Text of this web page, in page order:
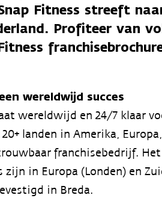
Fitness streeft
Profiteer van
wereldwijd succes
wereldwijd en 24/7 klaar
landen in Amerika,
franchisebedrijf.
zijn in Europa (Londen) en
in Breda.